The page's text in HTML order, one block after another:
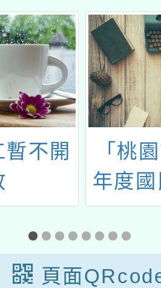
不開
「桃
年度
術才
定招
頁面